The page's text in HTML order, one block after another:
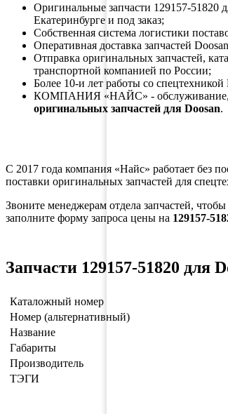
Оригинальные запчасти 129157-51820
Екатеринбурге и под заказ;
Собственная система логистики
Оперативная доставка запчастей
Отправка оригинальных запчастей,
транспортной компанией по России;
Более 10-и лет работы со спецтехникой
КОМПАНИЯ «НАЙС» - обслуживание,
оригинальных запчастей для Doosan.
С 2017 года компания «Найс» работает без
поставки оригинальных запчастей для
Звоните менеджерам отдела запчастей, чтобы
заполните форму запроса цены на 129157-
Запчасти 129157-51820 для
Каталожный номер
Номер (альтернативный)
Название
Габариты
Производитель
ТЭГИ